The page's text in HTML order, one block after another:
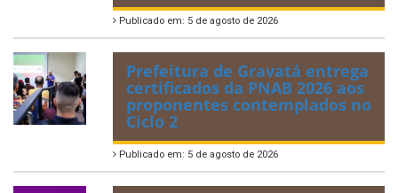
Publicado em: 5 de agosto de 2026
Prefeitura de Gravatá entrega
certificados da PNAB 2026 aos
proponentes contemplados no
Ciclo 2
Publicado em: 5 de agosto de 2026